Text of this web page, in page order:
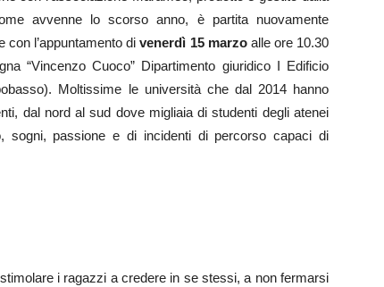
avvenne lo scorso anno, è partita nuovamente
con l’appuntamento di venerdì 15 marzoalle ore 10.30
“Vincenzo Cuoco” Dipartimento giuridico I Edificio
Moltissime le università che dal 2014 hanno
dal nord al sud dove migliaia di studenti degli atenei
sogni, passione e di incidenti di percorso capaci di
i ragazzi a credere in se stessi, a non fermarsi